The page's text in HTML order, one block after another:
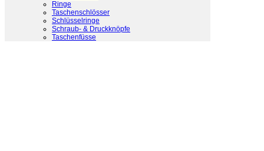
Ringe
Taschenschlösser
Schlüsselringe
Schraub- & Druckknöpfe
Taschenfüsse